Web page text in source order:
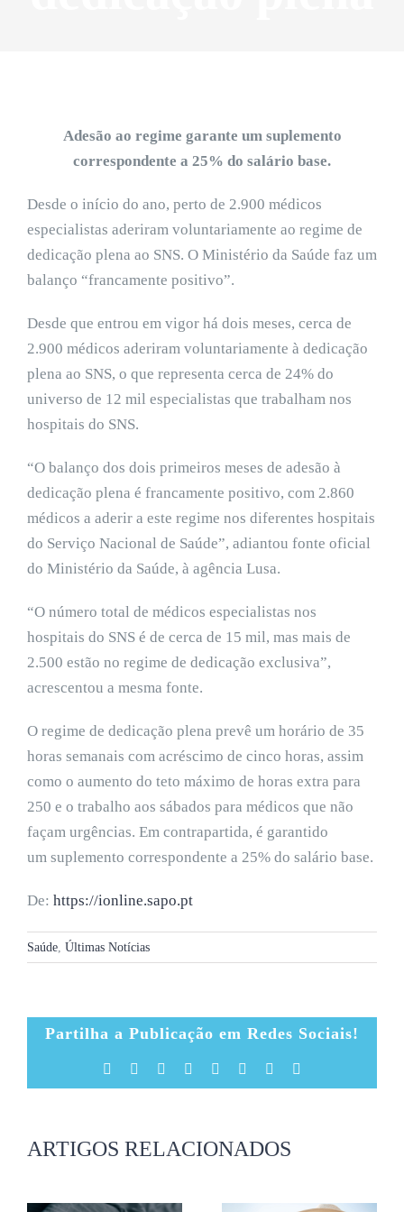
Adesão ao regime garante um suplemento
correspondente a 25% do salário base.
Desde o início do ano, perto de 2.900 médicos
especialistas aderiram voluntariamente ao regime de
dedicação plena ao SNS. O Ministério da Saúde faz um
balanço “francamente positivo”.
Desde que entrou em vigor há dois meses, cerca de
2.900 médicos aderiram voluntariamente à dedicação
plena ao SNS, o que representa cerca de 24% do
universo de 12 mil especialistas que trabalham nos
hospitais do SNS.
“O balanço dos dois primeiros meses de adesão à
dedicação plena é francamente positivo, com 2.860
médicos a aderir a este regime nos diferentes hospitais
do Serviço Nacional de Saúde”, adiantou fonte oficial
do Ministério da Saúde, à agência Lusa.
“O número total de médicos especialistas nos
hospitais do SNS é de cerca de 15 mil, mas mais de
2.500 estão no regime de dedicação exclusiva”,
acrescentou a mesma fonte.
O regime de dedicação plena prevê um horário de 35
horas semanais com acréscimo de cinco horas, assim
como o aumento do teto máximo de horas extra para
250 e o trabalho aos sábados para médicos que não
façam urgências. Em contrapartida, é garantido
um suplemento correspondente a 25% do salário base.
De: https://ionline.sapo.pt
Saúde Últimas Notícias
Partilha a Publicação em Redes Sociais!
Facebook Reddit LinkedIn
TumblrPinterest
ARTIGOS RELACIONADOS